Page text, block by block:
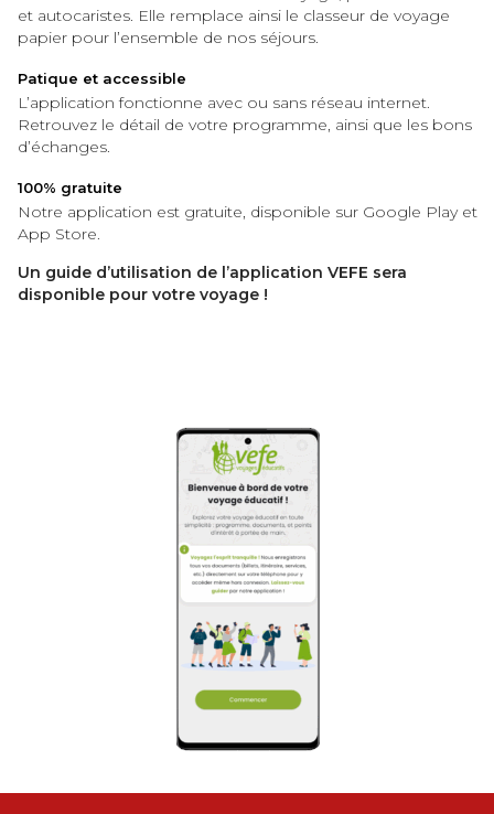
et autocaristes. Elle remplace ainsi le classeur de voyage
papier pour l’ensemble de nos séjours.
Patique et accessible
L’application fonctionne avec ou sans réseau internet.
Retrouvez le détail de votre programme, ainsi que les bons
d’échanges.
100% gratuite
Notre application est gratuite, disponible sur Google Play et
App Store.
Un guide d’utilisation de l’application VEFE sera
disponible pour votre voyage !